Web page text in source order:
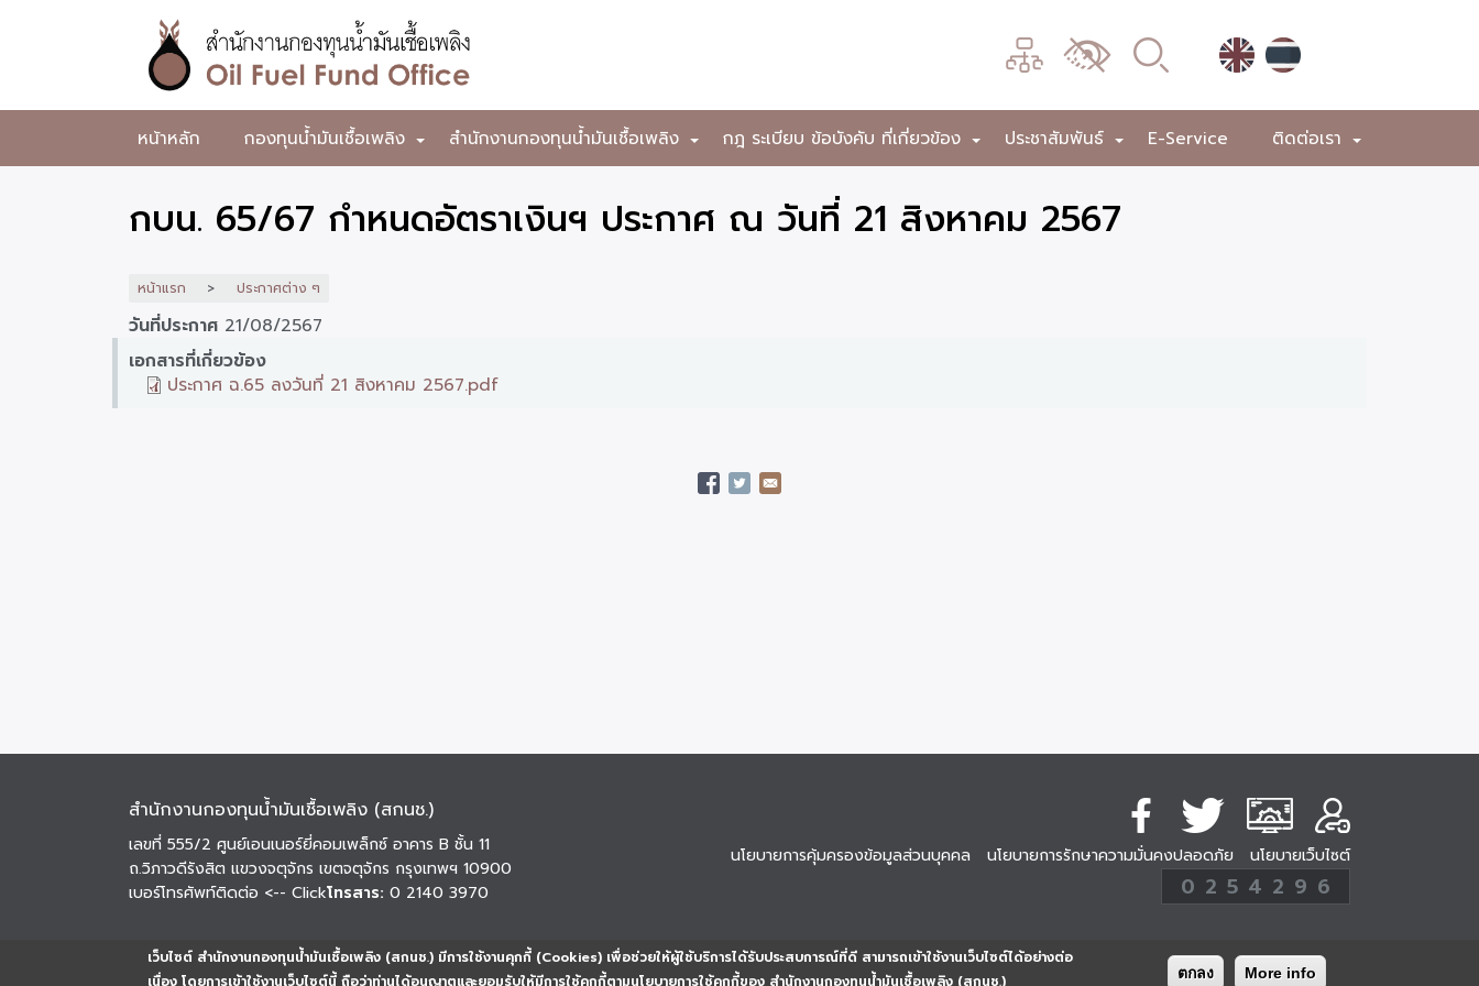
เว็บไซต์ สำนักงานกองทุนน้ำมันเชื้อเพลิง (สกนช.) มีการใช้งานคุกกี้ (Cookies) เพื่อช่วยให้ผู้ใช้บริการได้รับประสบการณ์ที่ดี สามารถเข้าใช้งานเว็บไซต์ได้อย่างต่อ
เนื่อง โดยการเข้าใช้งานเว็บไซต์นี้ ถือว่าท่านได้อนุญาตและยอมรับให้มีการใช้คุกกี้ตามนโยบายการใช้คุกกี้ของ สำนักงานกองทุนน้ำมันเชื้อเพลิง (สกนช.)
ตกลง More info
หลัก
สำนักงาน
กองทุน
น้ำมัน
เพลิง
เมนู
เปลี่ยน
ผล
หน้าหลัก +
กองทุนน้ำมันเชื้อเพลิง +
สำนักงานกองทุนน้ำมันเชื้อเพลิง +
กฎ ระเบียบ ข้อบังคับ ที่เกี่ยวข้อง +
ประชาสัมพันธ์ E-Service +
ติดต่อเรา
กบน. 65/67 กำหนดอัตราเงินฯ ประกาศ ณ วันที่ 21 สิงหาคม 2567
หน้าแรก ประกาศต่าง ๆ
วันที่ประกาศ 21/08/2567
เอกสารที่เกี่ยวข้อง
ประกาศ ฉ.65 ลงวันที่ 21 สิงหาคม 2567.pdf
สำนักงานกองทุนน้ำมันเชื้อเพลิง (สกนช.)
เลขที่ 555/2 ศูนย์เอนเนอร์ยี่คอมเพล็กซ์ อาคาร B ชั้น 11
ถ.วิภาวดีรังสิต แขวงจตุจักร เขตจตุจักร กรุงเทพฯ 10900
เบอร์โทรศัพท์ติดต่อ <-- Clickโทรสาร: 0 2140 3970
นโยบายการคุ้มครองข้อมูลส่วนบุคคล นโยบายการรักษาความมั่นคงปลอดภัย นโยบายเว็บไซต์
254296
ครั้ง
0 2 5 4 2 9 6